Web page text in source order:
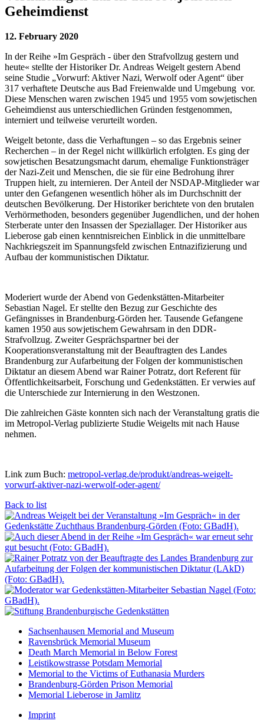
Geheimdienst
12. February 2020
In der Reihe »Im Gespräch - über den Strafvollzug gestern und
heute« stellte der Historiker Dr. Andreas Weigelt gestern Abend
seine Studie „Vorwurf: Aktiver Nazi, Werwolf oder Agent“ über
317 verhaftete Deutsche aus Bad Freienwalde und Umgebung vor.
Diese Menschen waren zwischen 1945 und 1955 vom sowjetischen
Geheimdienst aus unterschiedlichen Gründen festgenommen,
interniert und teilweise verurteilt worden.
Weigelt betonte, dass die Verhaftungen – so das Ergebnis seiner
Recherchen – in der Regel nicht willkürlich erfolgten. Es ging der
sowjetischen Besatzungsmacht darum, ehemalige Funktionsträger
der Nazi-Zeit und Menschen, die sie für eine Bedrohung ihrer
Truppen hielt, zu internieren. Der Anteil der NSDAP-Mitglieder war
unter den Gefangenen wesentlich höher als im Durchschnitt der
deutschen Bevölkerung. Der Historiker berichtete von den brutalen
Verhörmethoden, besonders gegenüber Jugendlichen, und der hohen
Sterberate unter den Insassen der Speziallager. Der Historiker aus
Lieberose gab einen kenntnisreichen Einblick in die unmittelbare
Nachkriegszeit im Spannungsfeld zwischen Entnazifizierung und
Aufbau der kommunistischen Diktatur.
Moderiert wurde der Abend von Gedenkstätten-Mitarbeiter
Sebastian Nagel. Er stellte den Bezug zur Geschichte des
Gefängnisses in Brandenburg-Görden her. Tausende Gefangene
kamen 1950 aus sowjetischem Gewahrsam in den DDR-
Strafvollzug. Zweiter Gesprächspartner bei der
Kooperationsveranstaltung mit der Beauftragten des Landes
Brandenburg zur Aufarbeitung der Folgen der kommunistischen
Diktatur an diesem Abend war Rainer Potratz, dort Referent für
Öffentlichkeitsarbeit, Forschung und Gedenkstätten. Er verwies auf
die Unterschiede zur Internierung in den Westzonen.
Die zahlreichen Gäste konnten sich nach der Veranstaltung gratis die
im Metropol-Verlag publizierte Studie Weigelts mit nach Hause
nehmen.
Link zum Buch: metropol-verlag.de/produkt/andreas-weigelt-
vorwurf-aktiver-nazi-werwolf-oder-agent/
Back to list
Sachsenhausen Memorial and Museum
Ravensbrück Memorial Museum
Death March Memorial in Below Forest
Leistikowstrasse Potsdam Memorial
Memorial to the Victims of Euthanasia Murders
Brandenburg-Görden Prison Memorial
Memorial Lieberose in Jamlitz
Imprint